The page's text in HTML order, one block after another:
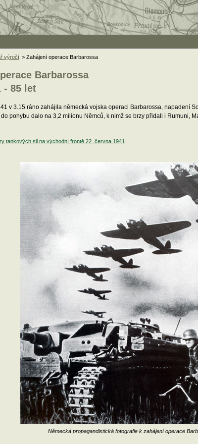
Barbarossa
- 85 let
v 3.15 ráno zahájila německá vojska operaci Barbarossa, napadení
pohybu dalo na 3,2 milionu Němců, k nimž se brzy přidali i Rumuni,
tankových sil na východní frontě 22. června 1941
Německá propagandistická fotografie k zahájení operace
výročí > Zahájení operace Barbarossa